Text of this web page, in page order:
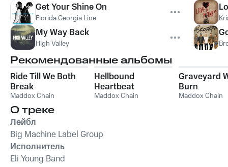
Get Your Shine On
Florida Georgia Line
My Way Back
High Valley
Рекомендованные альбомы
Ride Till We Both
Break
Maddox Chain
Hellbound
Heartbeat
Maddox Chain
Graveyard
Burn
Maddox Chain
О треке
Лейбл
Big Machine Label Group
Исполнитель
Eli Young Band